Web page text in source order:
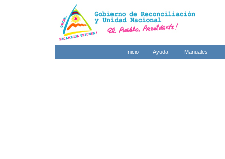
Inicio Ayuda Manuales